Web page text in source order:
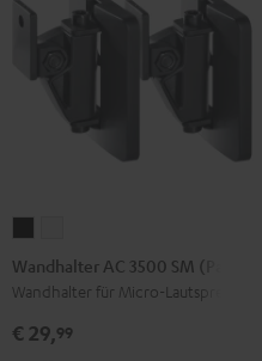
AC
3500
(Paar)
AC
3500
(Paar)
Wandhalter AC 3500 SM (Paar)
Wandhalter für Micro-Lautsprecher
€ 29,99